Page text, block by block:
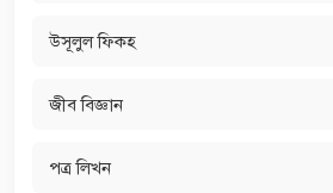
উসূলুল ফিকহ
জীব বিজ্ঞান
পত্র লিখন